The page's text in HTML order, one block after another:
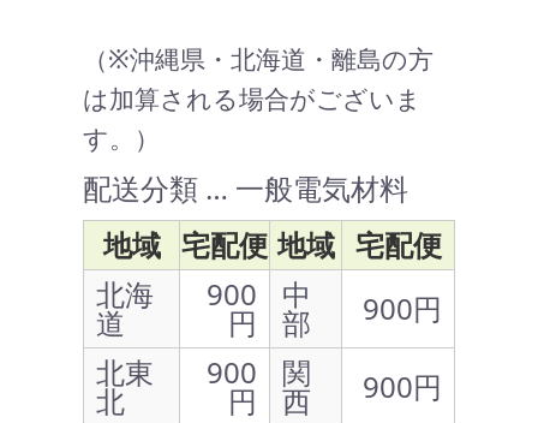
（※沖縄県・北海道・離島の方
は加算される場合がございま
す。）
配送分類 … 一般電気材料
地域 宅配便 地域 宅配便
北海
道
900
円
中
部
900円
北東
北
900
円
関
西
900円